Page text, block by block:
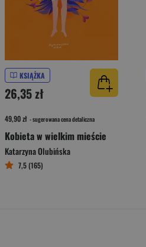
KSIĄŻKA
26,35 zł
49,90 zł - sugerowana cena detaliczna
Kobieta w wielkim mieście
Katarzyna Olubińska
7,5 (165)